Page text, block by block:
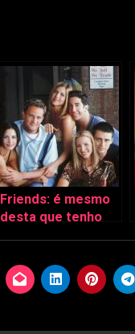
Friends: é mesmo
desta que tenho